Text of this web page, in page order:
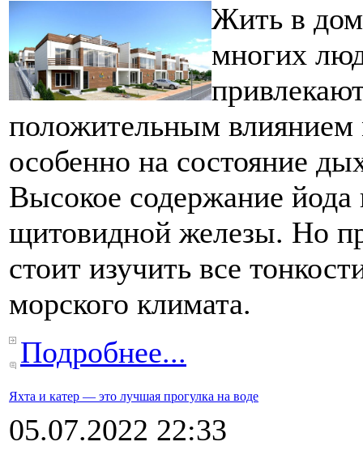
Жить в
многих
положительным влиянием
особенно на состояние
Высокое содержание йода
щитовидной железы. Но
стоит изучить все
морского климата.
Подробнее...
Яхта и катер — это лучшая прогулка на воде
05.07.2022 22:33